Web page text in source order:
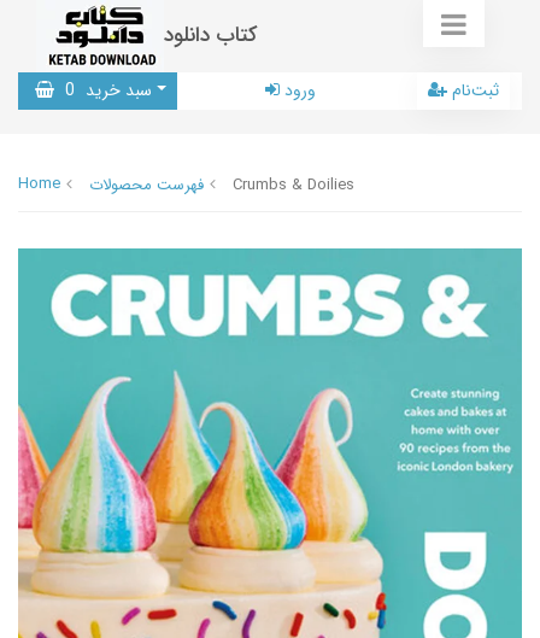
کتاب دانلود
سبد خرید 0 ورود ثبت‌نام
Home فهرست محصولات Crumbs & Doilies